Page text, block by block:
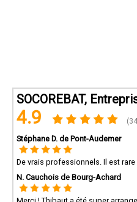
SOCOREBAT,
4.9
Stéphane D. de Pont-Audemer
De vrais professionnels. Il est
N. Cauchois de Bourg-Achard